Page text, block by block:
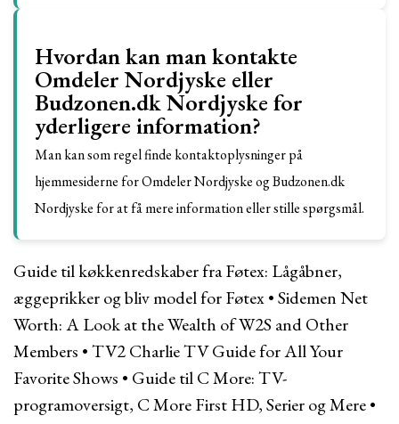
Hvordan kan man kontakte
Omdeler Nordjyske eller
Budzonen.dk Nordjyske for
yderligere information?
Man kan som regel finde kontaktoplysninger på
hjemmesiderne for Omdeler Nordjyske og Budzonen.dk
Nordjyske for at få mere information eller stille spørgsmål.
Guide til køkkenredskaber fra Føtex: Lågåbner,
æggeprikker og bliv model for Føtex•Sidemen Net
Worth: A Look at the Wealth of W2S and Other
Members •TV2 Charlie TV Guide for All Your
Favorite Shows • Guide til C More: TV-
programoversigt, C More First HD, Serier og Mere•